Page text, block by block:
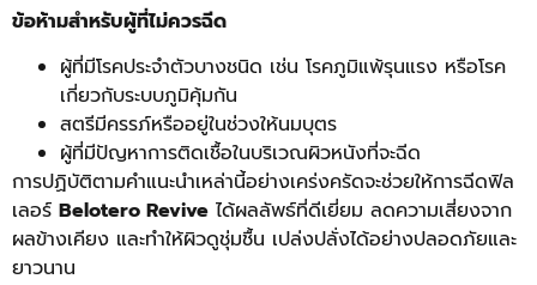
ข้อห้ามสำหรับผู้ที่ไม่ควรฉีด
ผู้ที่มีโรคประจำตัวบางชนิด เช่น โรคภูมิแพ้รุนแรง หรือโรค
เกี่ยวกับระบบภูมิคุ้มกัน
สตรีมีครรภ์หรืออยู่ในช่วงให้นมบุตร
ผู้ที่มีปัญหาการติดเชื้อในบริเวณผิวหนังที่จะฉีด
การปฏิบัติตามคำแนะนำเหล่านี้อย่างเคร่งครัดจะช่วยให้การฉีดฟิล
เลอร์ Belotero Revive ได้ผลลัพธ์ที่ดีเยี่ยม ลดความเสี่ยงจาก
ผลข้างเคียง และทำให้ผิวดูชุ่มชื้น เปล่งปลั่งได้อย่างปลอดภัยและ
ยาวนาน